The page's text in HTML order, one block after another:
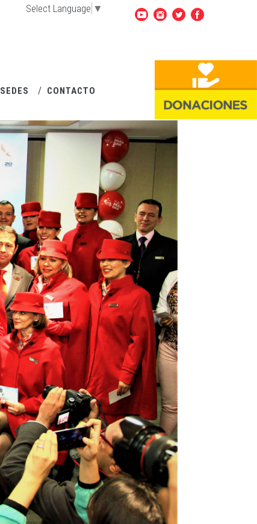
Select Language ▼
SEDES CONTACTO